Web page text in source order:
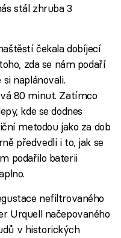
stál zhruba 3
čekala dobíjecí
zda se nám podaří
naplánovali.
80 minut. Zatímco
kde se dodnes
metodou jako za dob
předvedli i to, jak se
podařilo baterii
nefiltrovaného
Urquell načepovaného
v historických